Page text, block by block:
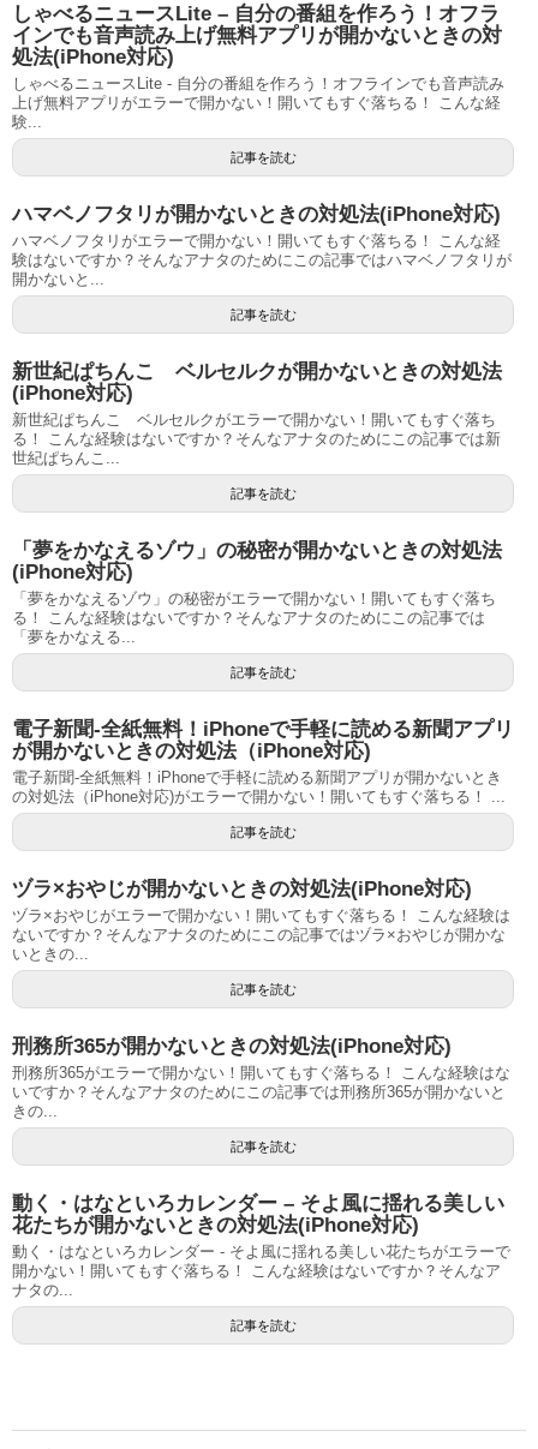
しゃべるニュースLite – 自分の番組を作ろう！オフラ
インでも音声読み上げ無料アプリが開かないときの対
処法(iPhone対応)
しゃべるニュースLite - 自分の番組を作ろう！オフラインでも音声読み
上げ無料アプリがエラーで開かない！開いてもすぐ落ちる！ こんな経
験...
記事を読む
ハマベノフタリが開かないときの対処法(iPhone対応)
ハマベノフタリがエラーで開かない！開いてもすぐ落ちる！ こんな経
験はないですか？そんなアナタのためにこの記事ではハマベノフタリが
開かないと...
記事を読む
新世紀ぱちんこ ベルセルクが開かないときの対処法
(iPhone対応)
新世紀ぱちんこ ベルセルクがエラーで開かない！開いてもすぐ落ち
る！ こんな経験はないですか？そんなアナタのためにこの記事では新
世紀ぱちんこ...
記事を読む
「夢をかなえるゾウ」の秘密が開かないときの対処法
(iPhone対応)
「夢をかなえるゾウ」の秘密がエラーで開かない！開いてもすぐ落ち
る！ こんな経験はないですか？そんなアナタのためにこの記事では
「夢をかなえる...
記事を読む
電子新聞-全紙無料！iPhoneで手軽に読める新聞アプリ
が開かないときの対処法（iPhone対応)
電子新聞-全紙無料！iPhoneで手軽に読める新聞アプリが開かないとき
の対処法（iPhone対応)がエラーで開かない！開いてもすぐ落ちる！ ...
記事を読む
ヅラ×おやじが開かないときの対処法(iPhone対応)
ヅラ×おやじがエラーで開かない！開いてもすぐ落ちる！ こんな経験は
ないですか？そんなアナタのためにこの記事ではヅラ×おやじが開かな
いときの...
記事を読む
刑務所365が開かないときの対処法(iPhone対応)
刑務所365がエラーで開かない！開いてもすぐ落ちる！ こんな経験はな
いですか？そんなアナタのためにこの記事では刑務所365が開かないと
きの...
記事を読む
動く・はなといろカレンダー – そよ風に揺れる美しい
花たちが開かないときの対処法(iPhone対応)
動く・はなといろカレンダー - そよ風に揺れる美しい花たちがエラーで
開かない！開いてもすぐ落ちる！ こんな経験はないですか？そんなア
ナタの...
記事を読む